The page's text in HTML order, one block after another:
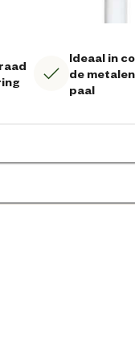
Ideaal in
de
paal
de 4 en 10mm.